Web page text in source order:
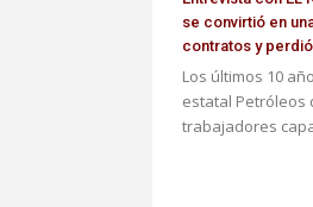
se convirtió en
contratos y
Los últimos 10
estatal Petróleos
trabajadores